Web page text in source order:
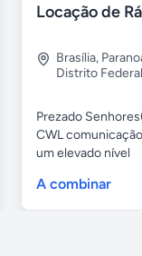
Brasília,
Distrito Federal
Prezado
CWL
um elevado nível
A combinar